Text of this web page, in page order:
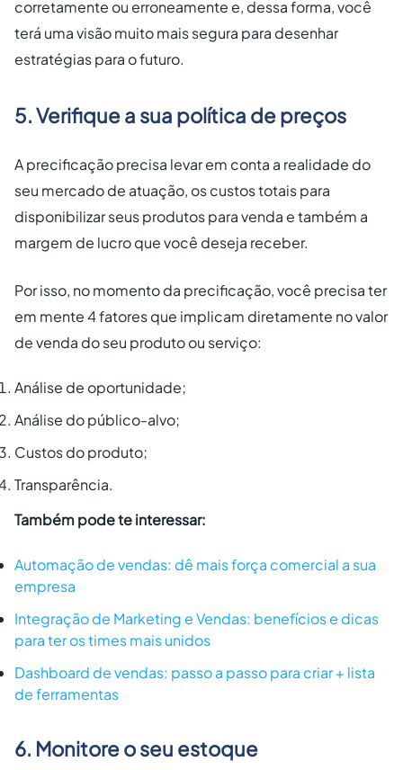
corretamente ou erroneamente e, dessa forma, você
terá uma visão muito mais segura para desenhar
estratégias para o futuro.
5. Verifique a sua política de preços
A precificação precisa levar em conta a realidade do
seu mercado de atuação, os custos totais para
disponibilizar seus produtos para venda e também a
margem de lucro que você deseja receber.
Por isso, no momento da precificação, você precisa ter
em mente 4 fatores que implicam diretamente no valor
de venda do seu produto ou serviço:
Análise de oportunidade;
Análise do público-alvo;
Custos do produto;
Transparência.
Também pode te interessar:
Automação de vendas: dê mais força comercial a sua
empresa
Integração de Marketing e Vendas: benefícios e dicas
para ter os times mais unidos
Dashboard de vendas: passo a passo para criar + lista
de ferramentas
6. Monitore o seu estoque